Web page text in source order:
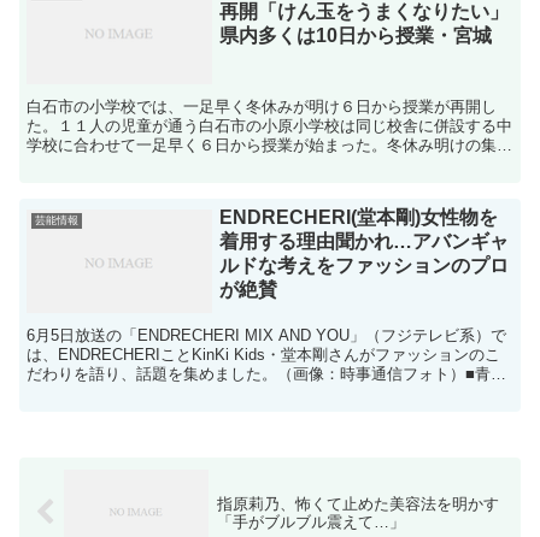
再開「けん玉をうまくなりたい」
県内多くは10日から授業・宮城
白石市の小学校では、一足早く冬休みが明け６日から授業が再開し
た。１１人の児童が通う白石市の小原小学校は同じ校舎に併設する中
学校に合わせて一足早く６日から授業が始まった。冬休み明けの集会
芸能情報
ENDRECHERI(堂本剛)女性物を
着用する理由聞かれ…アバンギャ
ルドな考えをファッションのプロ
が絶賛
6月5日放送の「ENDRECHERI MIX AND YOU」（フジテレビ系）で
は、ENDRECHERIことKinKi Kids・堂本剛さんがファッションのこ
だわりを語り、話題を集めました。（画像：時事通信フォト）■青野
指原莉乃、怖くて止めた美容法を明かす
「手がブルブル震えて…」